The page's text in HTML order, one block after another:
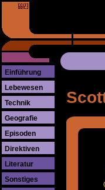
Einführung
Lebewesen
Technik
Geografie
Episoden
Direktiven
Literatur
Sonstiges